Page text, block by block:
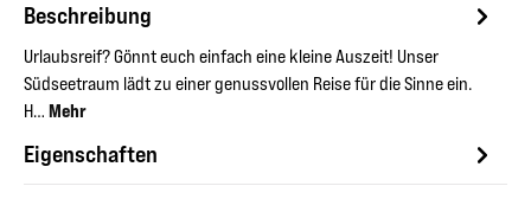
Beschreibung
Urlaubsreif? Gönnt euch einfach eine kleine Auszeit! Unser
Südseetraum lädt zu einer genussvollen Reise für die Sinne ein.
H… Mehr
Eigenschaften